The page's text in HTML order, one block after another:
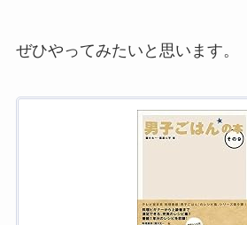
ぜひやってみたいと思います。